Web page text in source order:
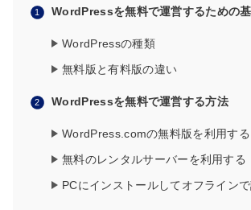
WordPressを無料で運営するための
WordPressの種類
無料版と有料版の違い
WordPressを無料で運営する方法
WordPress.comの無料版を利用する
無料のレンタルサーバーを利用する
PCにインストールしてオフライン